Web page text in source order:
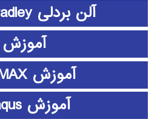
آلن بردلی Allen bradley
آموزش
آموزش 3D MAX
آموزش abaqus